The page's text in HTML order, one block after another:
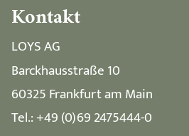
Kontakt
LOYS AG
Barckhausstraße 10
60325 Frankfurt am Main
Tel.: +49 (0)69 2475444-0